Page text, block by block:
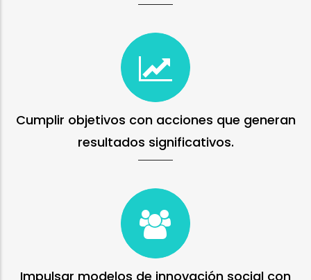
Cumplir objetivos con acciones que generan
resultados significativos.
Impulsar modelos de innovación social con